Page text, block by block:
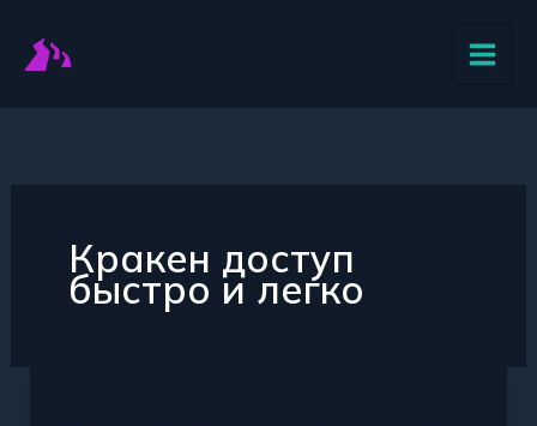
содержимому
Кракен доступ
быстро и легко